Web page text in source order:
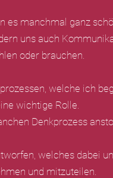
es manchmal ganz
uns auch
oder brauchen.
welche ich
wichtige Rolle.
Denkprozess
welches dabei
und mitzuteilen.